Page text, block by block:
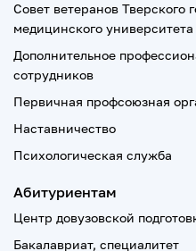
Совет ветеранов Тверского
медицинского университета
Дополнительное
сотрудников
Первичная профсоюзная
Наставничество
Психологическая служба
Абитуриентам
Центр довузовской
Бакалавриат, специалитет